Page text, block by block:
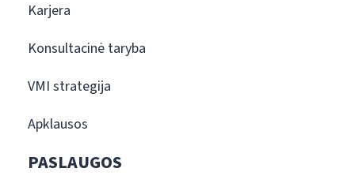
Karjera
Konsultacinė taryba
VMI strategija
Apklausos
PASLAUGOS